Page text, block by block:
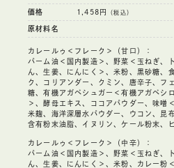
価格 1,458円 （税込）
原材料名
カレールゥ＜フレーク＞（甘口）：
パーム油＜国内製造＞、野菜＜玉ねぎ、
ん、生姜、にんにく＞、米粉、黒砂糖、
ク、コリアンダー、クミン、唐辛子、フ
糖、有機アガベシュガー＜有機アガベシ
＞、酵母エキス、ココアパウダー、味噌
米麹、海洋深層水パウダー、ウコン、昆
含有粉末油脂、イヌリン、ケール粉末、
カレールゥ＜フレーク＞（中辛）：
パーム油＜国内製造＞、野菜＜玉ねぎ、
ん、生姜、にんにく＞、米粉、カレー粉